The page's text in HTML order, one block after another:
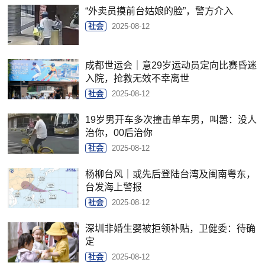
“外卖员摸前台姑娘的脸”，警方介入
社会 2025-08-12
成都世运会｜意29岁运动员定向比赛昏迷
入院，抢救无效不幸离世
社会 2025-08-12
19岁男开车多次撞击单车男，叫嚣：没人
治你，00后治你
社会 2025-08-12
杨柳台风｜或先后登陆台湾及闽南粤东，
台发海上警报
社会 2025-08-12
深圳非婚生婴被拒领补贴，卫健委：待确
定
社会 2025-08-12